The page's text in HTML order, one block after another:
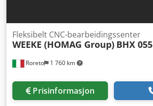
Roreto 1 760 km
Fleksibelt CNC-bearbeidingssenter
WEEKE (HOMAG Group) BHX 055
Prisinformasjon